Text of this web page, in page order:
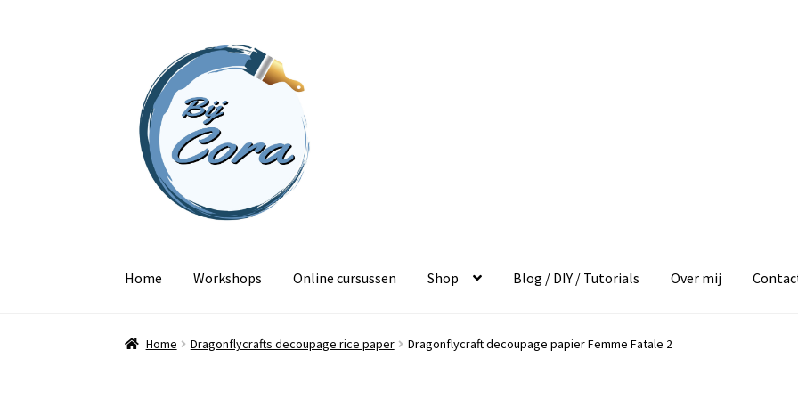
naar
navigatie
inhoud
Home Workshops Online cursussen Shop Blog / DIY / Tutorials Over mij
Home Dragonflycrafts decoupage rice paper Dragonflycraft decoupage papier Femme Fatale 2